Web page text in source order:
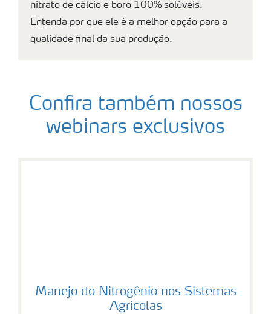
nitrato de cálcio e boro 100% solúveis.
Entenda por que ele é a melhor opção para a
qualidade final da sua produção.
Confira também nossos
webinars exclusivos
Manejo do Nitrogênio nos Sistemas
Agrícolas